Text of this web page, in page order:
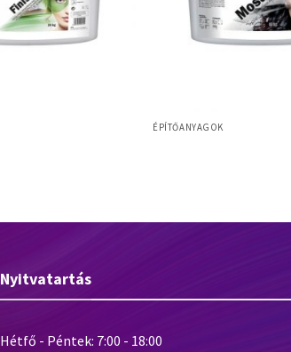
ÉPÍTŐANYAGOK
Nyitvatartás
Hétfő - Péntek: 7:00 - 18:00